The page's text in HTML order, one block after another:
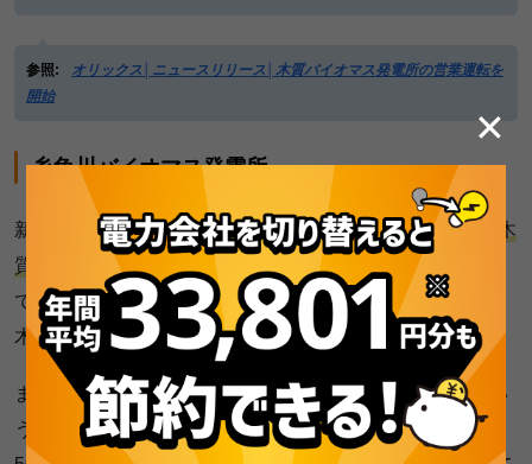
✕
参照:
オリックス│ニュースリリース│木質バイオマス発電所の営業運転を
開始
糸魚川バイオマス発電所
新潟県糸魚川市にある「糸魚川バイオマス発電所」は、
木
質チップと石炭の混合燃料
で発電するバイオマス発電所
で、同じ敷地内で隣接する明星セメントの糸魚川工場から
木質燃料を調達して使用しています。
また、発電で発生する灰はセメントの原料に利用するとい
う具合に、サイクルが確立しています。発電規模は